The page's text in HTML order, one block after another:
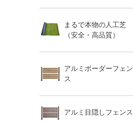
まるで本物の人工芝
（安全・高品質）
アルミボーダーフェン
ス
アルミ目隠しフェンス